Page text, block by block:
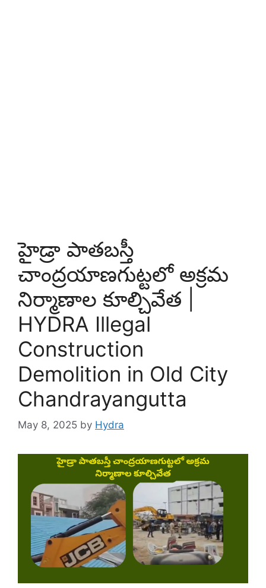
హైడ్రా పాతబస్తీ
చాంద్రయాణగుట్టలో అక్రమ
నిర్మాణాల కూల్చివేత |
HYDRA Illegal
Construction
Demolition in Old City
Chandrayangutta
May 8, 2025 by Hydra